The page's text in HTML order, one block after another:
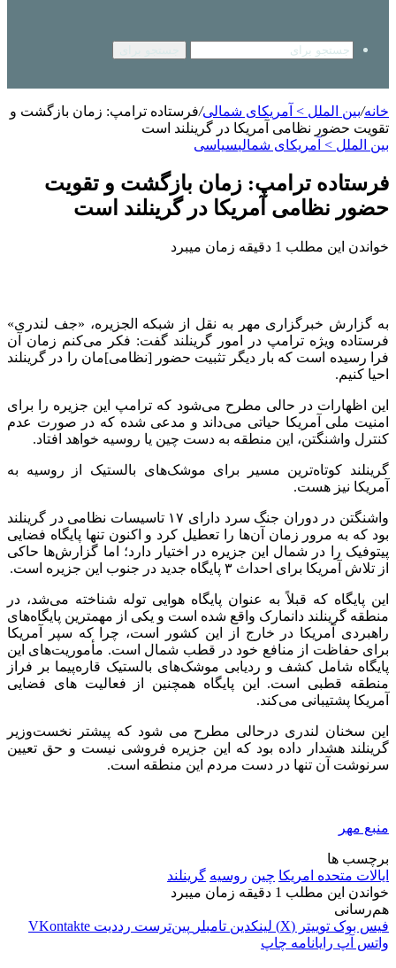
خانه/بین الملل > آمریکای شمالی/فرستاده ترامپ: زمان بازگشت و
تقویت حضور نظامی آمریکا در گرینلند است
بین الملل > آمریکای شمالیسیاسی
فرستاده ترامپ: زمان بازگشت و تقویت
حضور نظامی آمریکا در گرینلند است
خواندن این مطلب 1 دقیقه زمان میبرد
به گزارش خبرگزاری مهر به نقل از شبکه الجزیره، «جف لندری»
فرستاده ویژه ترامپ در امور گرینلند گفت: فکر می‌کنم زمان آن
فرا رسیده است که بار دیگر تثبیت حضور [نظامی]مان را در گرینلند
احیا کنیم.
این اظهارات در حالی مطرح می‌شود که ترامپ این جزیره را برای
امنیت ملی آمریکا حیاتی می‌داند و مدعی شده که در صورت عدم
کنترل واشنگتن، این منطقه به دست چین یا روسیه خواهد افتاد.
گرینلند کوتاه‌ترین مسیر برای موشک‌های بالستیک از روسیه به
آمریکا نیز هست.
واشنگتن در دوران جنگ سرد دارای ۱۷ تاسیسات نظامی در گرینلند
بود که به مرور زمان آن‌ها را تعطیل کرد و اکنون تنها پایگاه فضایی
پیتوفیک را در شمال این جزیره در اختیار دارد؛ اما گزارش‌ها حاکی
از تلاش آمریکا برای احداث ۳ پایگاه جدید در جنوب این جزیره است.
این پایگاه که قبلاً به عنوان پایگاه هوایی توله شناخته می‌شد، در
منطقه گرینلند دانمارک واقع شده است و یکی از مهمترین پایگاه‌های
راهبردی آمریکا در خارج از این کشور است، چرا که سپر آمریکا
برای حفاظت از منافع خود در قطب شمال است. مأموریت‌های این
پایگاه شامل کشف و ردیابی موشک‌های بالستیک قاره‌پیما بر فراز
منطقه قطبی است. این پایگاه همچنین از فعالیت های فضایی
آمریکا پشتیبانی می‌کند.
این سخنان لندری درحالی مطرح می شود که پیشتر نخست‌وزیر
گرینلند هشدار داده بود که این جزیره فروشی نیست و حق تعیین
سرنوشت آن تنها در دست مردم این منطقه است.
منبع مهر
برچسب ها
ایالات متحده امریکا چین روسیه گرینلند
خواندن این مطلب 1 دقیقه زمان میبرد
هم‌رسانی
فیس بوک توییتر (X) لینکدین ‫تامبلر ‫پین‌ترست ‫رددیت ‫VKontakte
واتس آپ رایانامه چاپ